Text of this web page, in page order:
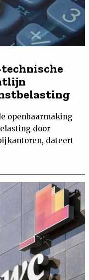
openbaarmaking
door
dateert